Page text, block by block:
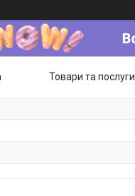
Товари та послуги